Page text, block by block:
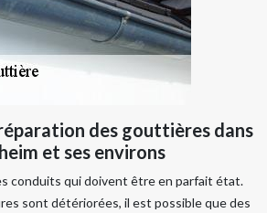
des gouttières dans
et ses environs
conduits qui doivent être en parfait état.
sont détériorées, il est possible que des